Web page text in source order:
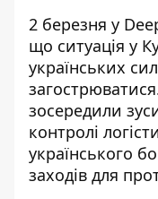
2 березня у
що ситуація у
українських
зосередили
контролі
українського
заходів для